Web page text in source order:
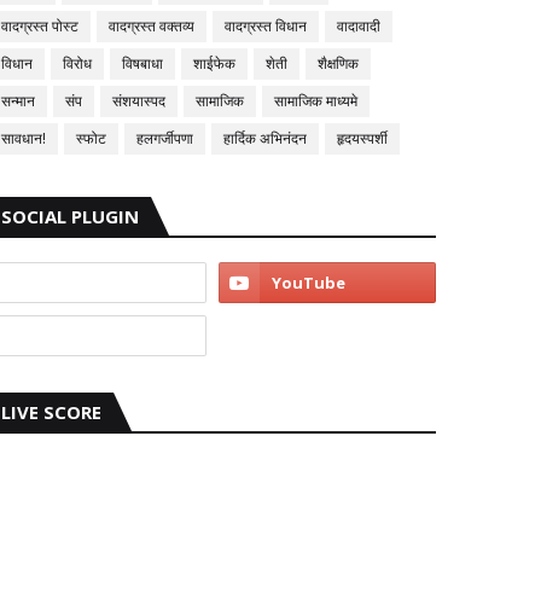
वादग्रस्त पोस्ट
वादग्रस्त वक्तव्य वादग्रस्त विधान
वादावादी
विधान
विरोध विषबाधा शाईफेक शेती
शैक्षणिक
सन्मान
संप संशयास्पद सामाजिक
सामाजिक माध्यमे
सावधान!
स्फोट हलगर्जीपणा हार्दिक अभिनंदन हृदयस्पर्शी
SOCIAL PLUGIN
LIVE SCORE